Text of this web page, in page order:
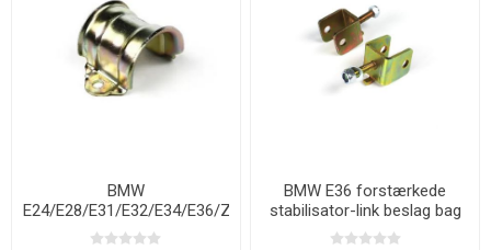
BMW
E24/E28/E31/E32/E34/E36/Z3
beslag til stabilisatorbøsning
BMW E36 forstærkede
stabilisator-link beslag bag